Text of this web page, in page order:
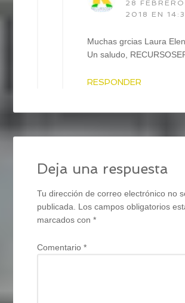
28
2018 EN
Muchas grcias Laura
Un saludo,
RESPONDER
Deja una respuesta
Tu dirección de correo electrónico no
publicada.
Los campos obligatorios
marcados con*
Comentario*